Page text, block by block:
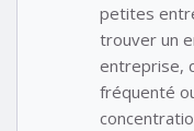
petites
trouver un
entreprise,
fréquenté